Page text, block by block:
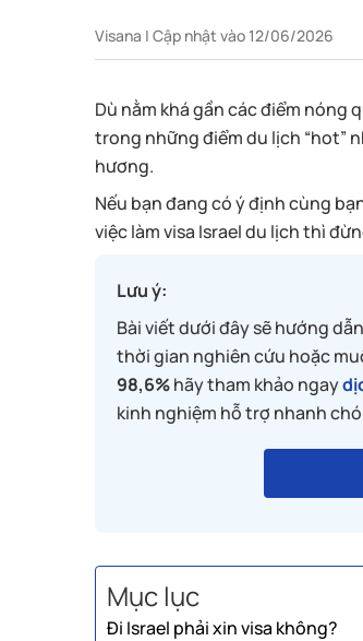
Visana | Cập nhật vào 12/06/2026
Dù nằm khá gần các điểm nóng
trong những điểm du lịch “hot”
hương.
Nếu bạn đang có ý định cùng
việc làm visa Israel du lịch thì
Lưu ý:
Bài viết dưới đây sẽ hướng
thời gian nghiên cứu hoặc
98,6%hãy tham khảo ngay
kinh nghiệm hỗ trợ nhanh
Mục lục
Đi Israel phải xin visa không?